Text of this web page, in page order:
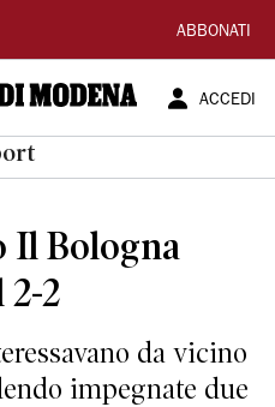
ABBONATI
ACCEDI
Il Bologna
2-2
da vicino
impegnate due